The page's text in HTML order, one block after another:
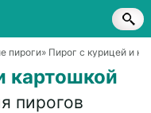
пироги» Пирог с курицей и
картошкой
пирогов